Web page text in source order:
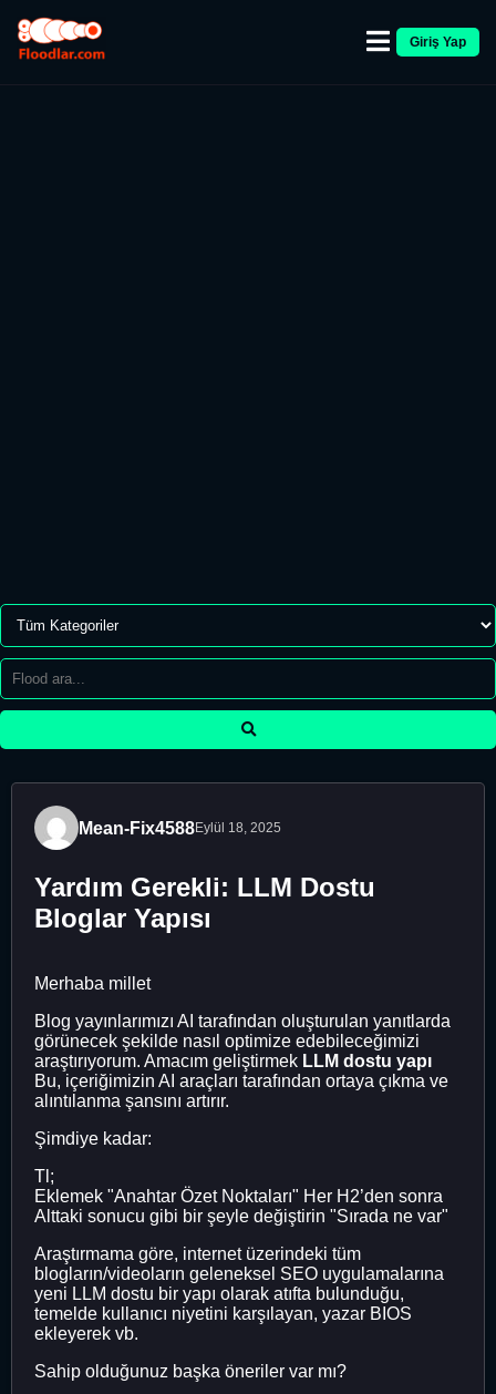
Giriş Yap
Mean-Fix4588Eylül 18, 2025
Yardım Gerekli: LLM Dostu
Bloglar Yapısı
Merhaba millet
Blog yayınlarımızı AI tarafından oluşturulan yanıtlarda
görünecek şekilde nasıl optimize edebileceğimizi
araştırıyorum. Amacım geliştirmek LLM dostu yapı
Bu, içeriğimizin AI araçları tarafından ortaya çıkma ve
alıntılanma şansını artırır.
Şimdiye kadar:
Tl;
Eklemek "Anahtar Özet Noktaları" Her H2’den sonra
Alttaki sonucu gibi bir şeyle değiştirin "Sırada ne var"
Araştırmama göre, internet üzerindeki tüm
blogların/videoların geleneksel SEO uygulamalarına
yeni LLM dostu bir yapı olarak atıfta bulunduğu,
temelde kullanıcı niyetini karşılayan, yazar BIOS
ekleyerek vb.
Sahip olduğunuz başka öneriler var mı?